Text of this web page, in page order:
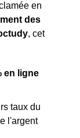
en
des
, cet
en ligne
taux du
l'argent